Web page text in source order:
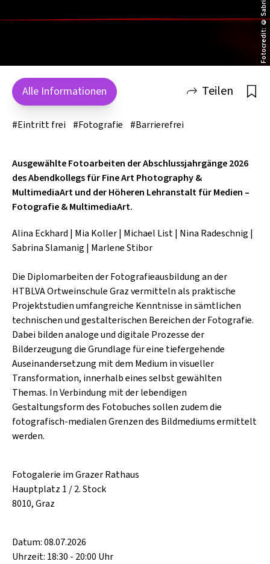
KUNSTGARTEN
KRISTALLWERK
GOLD & PECH THEATER
HARD & HEAVY
VOLKSMUSIK
KULTURLAND STEIERMARK
Alle Informationen Teilen
#Eintritt frei #Fotografie #Barrierefrei
Ausgewählte Fotoarbeiten der Abschlussjahrgänge 2026
des Abendkollegs für Fine Art Photography &
MultimediaArt und der Höheren Lehranstalt für Medien –
Fotografie & MultimediaArt.
Alina Eckhard | Mia Koller | Michael List | Nina Radeschnig |
Sabrina Slamanig | Marlene Stibor
Die Diplomarbeiten der Fotografieausbildung an der
HTBLVA Ortweinschule Graz vermitteln als praktische
Projektstudien umfangreiche Kenntnisse in sämtlichen
technischen und gestalterischen Bereichen der Fotografie.
Dabei bilden analoge und digitale Prozesse der
Bilderzeugung die Grundlage für eine tiefergehende
Auseinandersetzung mit dem Medium in visueller
Transformation, innerhalb eines selbst gewählten
Themas. In Verbindung mit der lebendigen
Gestaltungsform des Fotobuches sollen zudem die
fotografisch-medialen Grenzen des Bildmediums ermittelt
werden.
Fotogalerie im Grazer Rathaus
Hauptplatz 1 / 2. Stock
8010, Graz
Datum: 08.07.2026
Uhrzeit: 18:30 - 20:00 Uhr